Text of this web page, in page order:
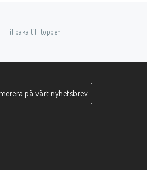
Tillbaka till toppen
på vårt nyhetsbrev